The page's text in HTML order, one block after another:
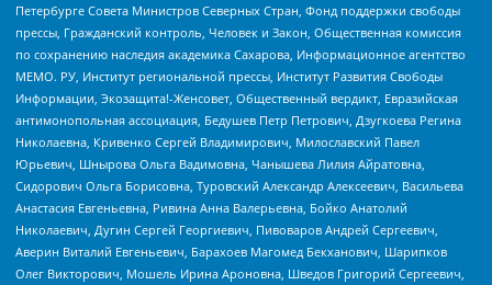
Петербурге Совета Министров Северных Стран, Фонд поддержки свободы
прессы, Гражданский контроль, Человек и Закон, Общественная комиссия
по сохранению наследия академика Сахарова, Информационное агентство
МЕМО. РУ, Институт региональной прессы, Институт Развития Свободы
Информации, Экозащита!-Женсовет, Общественный вердикт, Евразийская
антимонопольная ассоциация, Бедушев Петр Петрович, Дзугкоева Регина
Николаевна, Кривенко Сергей Владимирович, Милославский Павел
Юрьевич, Шнырова Ольга Вадимовна, Чанышева Лилия Айратовна,
Сидорович Ольга Борисовна, Туровский Александр Алексеевич, Васильева
Анастасия Евгеньевна, Ривина Анна Валерьевна, Бойко Анатолий
Николаевич, Дугин Сергей Георгиевич, Пивоваров Андрей Сергеевич,
Аверин Виталий Евгеньевич, Барахоев Магомед Бекханович, Шарипков
Олег Викторович, Мошель Ирина Ароновна, Шведов Григорий Сергеевич,